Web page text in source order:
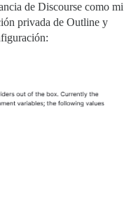
de Discourse como mi
privada de Outline y